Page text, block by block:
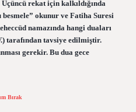
rekat için kalkıldığında
besmele” okunur ve Fatiha Suresi
namazında hangi duaları
tarafından tavsiye edilmiştir.
gerekir. Bu dua gece
Bırak